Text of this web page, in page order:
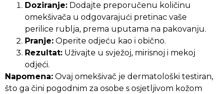
Doziranje: Dodajte preporučenu količinu
omekšivača u odgovarajući pretinac vaše
perilice rublja, prema uputama na pakovanju.
Pranje: Operite odjeću kao i obično.
Rezultat: Uživajte u svježoj, mirisnoj i mekoj
odjeći.
Napomena: Ovaj omekšivač je dermatološki testiran,
što ga čini pogodnim za osobe s osjetljivom kožom